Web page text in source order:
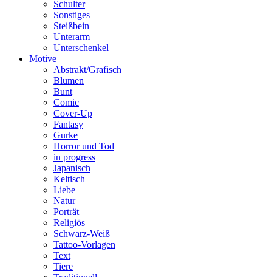
Schulter
Sonstiges
Steißbein
Unterarm
Unterschenkel
Motive
Abstrakt/Grafisch
Blumen
Bunt
Comic
Cover-Up
Fantasy
Gurke
Horror und Tod
in progress
Japanisch
Keltisch
Liebe
Natur
Porträt
Religiös
Schwarz-Weiß
Tattoo-Vorlagen
Text
Tiere